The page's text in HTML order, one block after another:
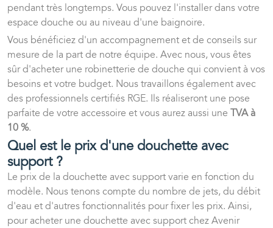
pendant très longtemps. Vous pouvez l'installer dans votre
espace douche ou au niveau d'une baignoire.
Vous bénéficiez d'un accompagnement et de conseils sur
mesure de la part de notre équipe. Avec nous, vous êtes
sûr d'acheter une robinetterie de douche qui convient à vos
besoins et votre budget. Nous travaillons également avec
des professionnels certifiés RGE. Ils réaliseront une pose
parfaite de votre accessoire et vous aurez aussi une TVA à
10 %.
Quel est le prix d'une douchette avec
support ?
Le prix de la douchette avec support varie en fonction du
modèle. Nous tenons compte du nombre de jets, du débit
d'eau et d'autres fonctionnalités pour fixer les prix. Ainsi,
pour acheter une douchette avec support chez Avenir